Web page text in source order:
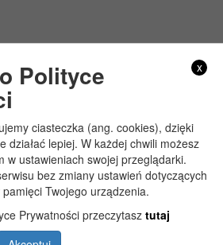
© Urząd Gminy Wojcieszków
x
Polityce
ciasteczka (ang. cookies), dzięki
działać lepiej. W każdej chwili możesz
w ustawieniach swojej przeglądarki.
bez zmiany ustawień dotyczących
Twojego urządzenia.
Prywatności przeczytasz tutaj